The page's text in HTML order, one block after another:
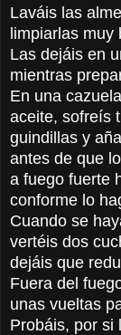
Laváis las
limpiarlas muy
Las dejáis en
mientras
En una
aceite, sofreís
guindillas y
antes de que
a fuego fuerte
conforme lo
Cuando se
vertéis dos
dejáis que
Fuera del
unas vueltas
Probáis, por si